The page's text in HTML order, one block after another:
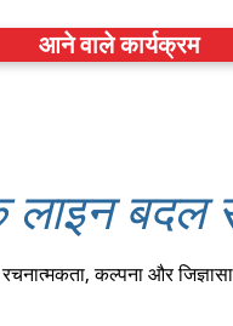
आने वाले कार्यक्रम
लाइन बदल
कल्पना और